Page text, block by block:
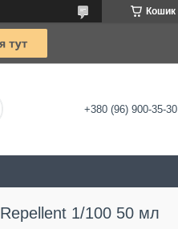
Кошик
+380 (96) 900-35-30
Repellent 1/100 50 мл